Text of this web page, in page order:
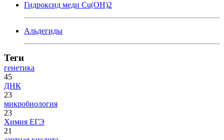
Гидроксид меди Cu(OH)2
Альдегиды
Теги
генетика
45
ДНК
23
микробиология
23
Химия ЕГЭ
21